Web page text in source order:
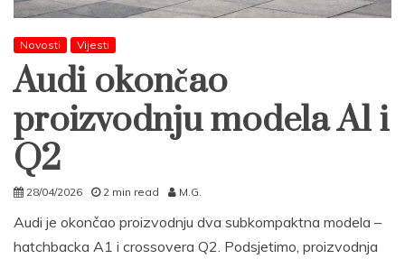
Novosti Vijesti
Audi okončao
proizvodnju modela A1 i
Q2
28/04/2026 2 min read M.G.
Audi je okončao proizvodnju dva subkompaktna modela –
hatchbacka A1 i crossovera Q2. Podsjetimo, proizvodnja